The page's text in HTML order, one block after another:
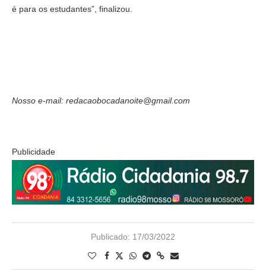
é para os estudantes”, finalizou.
Nosso e-mail: redacaobocadanoite@gmail.com
Publicidade
Publicado: 17/03/2022